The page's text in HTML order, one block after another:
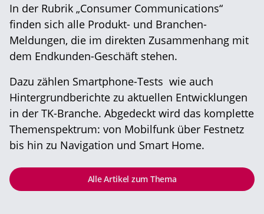
In der Rubrik „Consumer Communications“
finden sich alle Produkt- und Branchen-
Meldungen, die im direkten Zusammenhang mit
dem Endkunden-Geschäft stehen.
Dazu zählen Smartphone-Tests wie auch
Hintergrundberichte zu aktuellen Entwicklungen
in der TK-Branche. Abgedeckt wird das komplette
Themenspektrum: von Mobilfunk über Festnetz
bis hin zu Navigation und Smart Home.
Alle Artikel zum Thema